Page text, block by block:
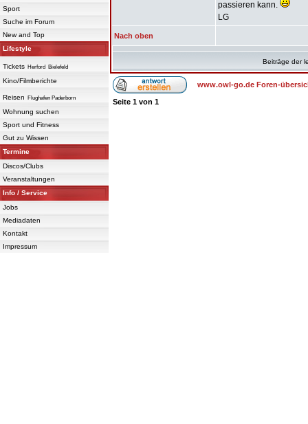
Sport
Suche im Forum
New and Top
Lifestyle
Tickets Herford Bielefeld
Kino/Filmberichte
Reisen Flughafen Paderborn
Wohnung suchen
Sport und Fitness
Gut zu Wissen
Termine
Discos/Clubs
Veranstaltungen
Info / Service
Jobs
Mediadaten
Kontakt
Impressum
passieren kann.
LG
Nach oben
Beiträge der
www.owl-go.de Foren-
Seite 1 von 1